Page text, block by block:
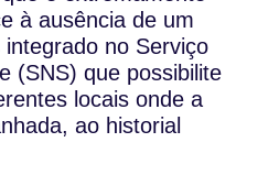
à ausência de um
no Serviço
(SNS) que possibilite
locais onde a
ao historial